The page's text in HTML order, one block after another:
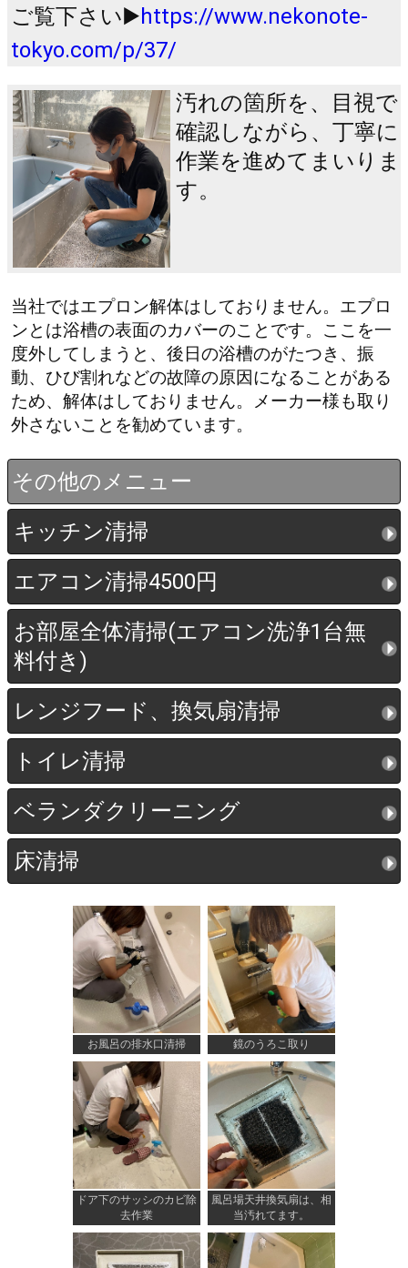
ご覧下さい▶️https://www.nekonote-
tokyo.com/p/37/
汚れの箇所を、目視で
確認しながら、丁寧に
作業を進めてまいりま
す。
当社ではエプロン解体はしておりません。エプロ
ンとは浴槽の表面のカバーのことです。ここを一
度外してしまうと、後日の浴槽のがたつき、振
動、ひび割れなどの故障の原因になることがある
ため、解体はしておりません。メーカー様も取り
外さないことを勧めています。
その他のメニュー
キッチン清掃
エアコン清掃4500円
お部屋全体清掃(エアコン洗浄1台無
料付き)
レンジフード、換気扇清掃
トイレ清掃
ベランダクリーニング
床清掃
お風呂の排水口清掃 鏡のうろこ取り
ドア下のサッシのカビ除
去作業
風呂場天井換気扇は、相
当汚れてます。